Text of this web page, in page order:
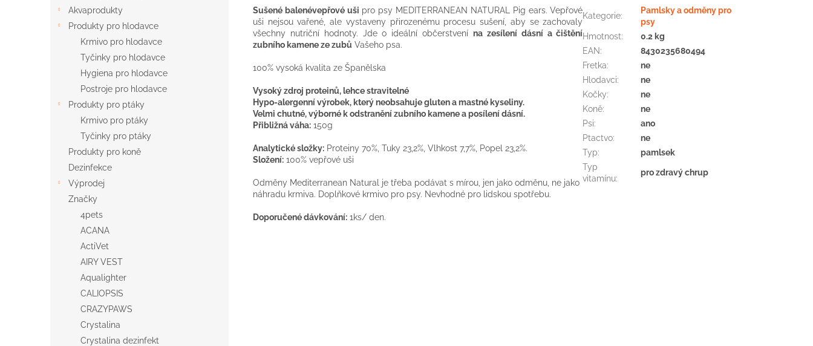
Akvaprodukty
Produkty pro hlodavce
Krmivo pro hlodavce
Tyčinky pro hlodavce
Hygiena pro hlodavce
Postroje pro hlodavce
Produkty pro ptáky
Krmivo pro ptáky
Tyčinky pro ptáky
Produkty pro koně
Dezinfekce
Výprodej
Značky
4pets
ACANA
ActiVet
AIRY VEST
Aqualighter
CALIOPSIS
CRAZYPAWS
Crystalina
Crystalina dezinfekt
Sušené balenévepřové uši pro psy MEDITERRANEAN NATURAL Pig ears. Vepřové
uši nejsou vařené , ale vystaveny přirozenému procesu sušení aby se zachovaly
všechny nutriční hodnoty. Jde o ideální občerstvení na zesílení dásní a čištění
zubního kameneze zubů Vašeho psa.
100% vysoká kvalita ze Španělska
Vysokýzdroj proteinů, lehce stravitelné
Hypo-alergennívýrobek, kterýneobsahujeglutenamastnékyseliny.
Velmi chutné, výbornék odstraněnízubního kameneaposílenídásní.
Přibližnáváha: 150g
Analytické složky: Proteiny 70% Tuky 23,2% Vlhkost 7,7% Popel 23,2%.
Složení: 100% vepřové uši
Odměny Mediterranean Natural je třeba podávat s mírou jen jako odměnu , ne jako
náhradu krmiva. Doplňkové krmivo pro psy. Nevhodné pro lidskou spotřebu.
Doporučenédávkování: 1ks/ den.
Kategorie:
Pamlsky a odměny pro
psy
Hmotnost:
0.2 kg
EAN:
8430235680494
Fretka:
ne
Hlodavci:
ne
Kočky:
ne
Koně:
ne
Psi:
ano
Ptactvo:
ne
Typ:
pamlsek
Typ
vitamínu:
pro zdravý chrup